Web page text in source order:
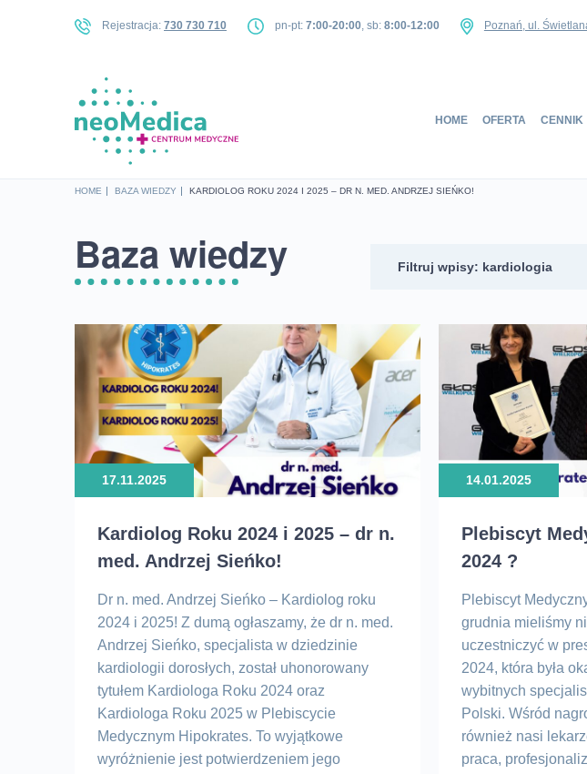
Rejestracja: 730 730 710 pn-pt: 7:00-20:00, sb: 8:00-12:00 Poznań, ul.
HOME OFERTA CENNIK
HOME BAZA WIEDZY KARDIOLOG ROKU 2024 I 2025 – DR N. MED. ANDRZEJ SIEŃKO!
Baza wiedzy Filtruj wpisy: kardiologia
Badania laboratoryjne/
Badania prenatalne
Bez kategorii
Ciąża
Endokrynologia
Gastrologia
Ginekologia i położnictwo
Inna kategoria
Lekarz rodzinny Poznań
neonatolog
Ortopedia dziecięca
17.11.2025
Kardiolog Roku 2024 i 2025 – dr n.
med. Andrzej Sieńko!
Dr n. med. Andrzej Sieńko – Kardiolog roku
2024 i 2025! Z dumą ogłaszamy, że dr n. med.
Andrzej Sieńko, specjalista w dziedzinie
kardiologii dorosłych, został uhonorowany
tytułem Kardiologa Roku 2024 oraz
Kardiologa Roku 2025 w Plebiscycie
Medycznym Hipokrates. To wyjątkowe
wyróżnienie jest potwierdzeniem jego
14.01.2025
Plebiscyt
2024 ?
Plebiscyt
grudnia mieliśmy
uczestniczyć w
2024, która była
wybitnych
Polski. Wśród
również nasi
praca,
UMÓW